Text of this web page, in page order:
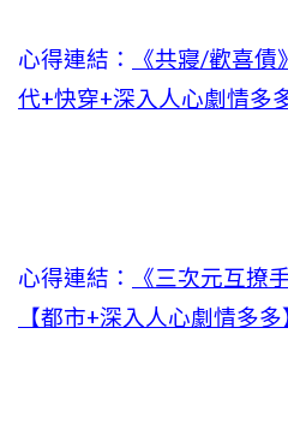
心得連結：
《共寢/歡喜
代+快穿+深入人心劇情多多
心得連結：
《三次元互撩
【都市+深入人心劇情多多